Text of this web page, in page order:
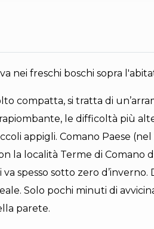
nei freschi boschi sopra
compatta, si tratta di
le difficoltà più
appigli. Comano Paese
la località Terme di Comano
spesso sotto zero d’inverno.
Solo pochi minuti di
parete.